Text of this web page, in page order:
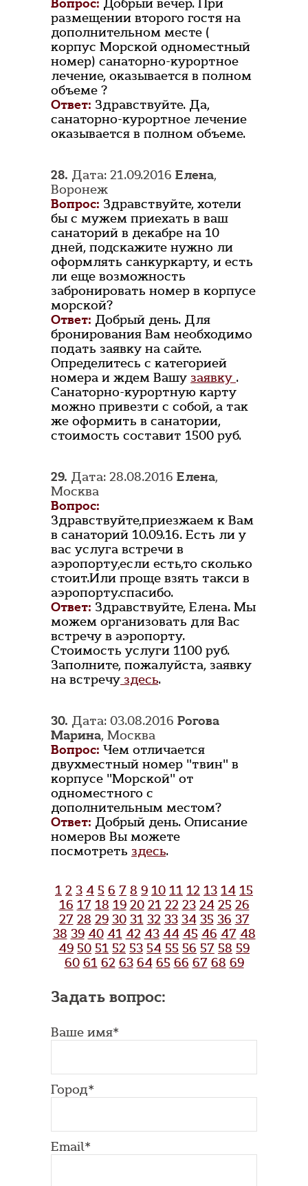
Вопрос: Добрый вечер. При
размещении второго гостя на
дополнительном месте (
корпус Морской одноместный
номер) санаторно-курортное
лечение, оказывается в полном
объеме ?
Ответ: Здравствуйте. Да,
санаторно-курортное лечение
оказывается в полном объеме.
28. Дата: 21.09.2016 Елена,
Воронеж
Вопрос: Здравствуйте, хотели
бы с мужем приехать в ваш
санаторий в декабре на 10
дней, подскажите нужно ли
оформлять санкуркарту, и есть
ли еще возможность
забронировать номер в корпусе
морской?
Ответ: Добрый день. Для
бронирования Вам необходимо
подать заявку на сайте.
Определитесь с категорией
номера и ждем Вашу заявку .
Санаторно-курортную карту
можно привезти с собой, а так
же оформить в санатории,
стоимость составит 1500 руб.
29. Дата: 28.08.2016 Елена,
Москва
Вопрос:
Здравствуйте,приезжаем к Вам
в санаторий 10.09.16. Есть ли у
вас услуга встречи в
аэропорту,если есть,то сколько
стоит.Или проще взять такси в
аэропорту.спасибо.
Ответ: Здравствуйте, Елена. Мы
можем организовать для Вас
встречу в аэропорту.
Стоимость услуги 1100 руб.
Заполните, пожалуйста, заявку
на встречу здесь.
30. Дата: 03.08.2016 Рогова
Марина, Москва
Вопрос: Чем отличается
двухместный номер "твин" в
корпусе "Морской" от
одноместного с
дополнительным местом?
Ответ: Добрый день. Описание
номеров Вы можете
посмотреть здесь.
1 2 3 4 5 6 7 8 9 10 11 12 13 14 15
16 17 18 19 20 21 22 23 24 25 26
27 28 29 30 31 32 33 34 35 36 37
38 39 40 41 42 43 44 45 46 47 48
49 50 51 52 53 54 55 56 57 58 59
60 61 62 63 64 65 66 67 68 69
Задать вопрос:
Ваше имя*
Город*
Email*